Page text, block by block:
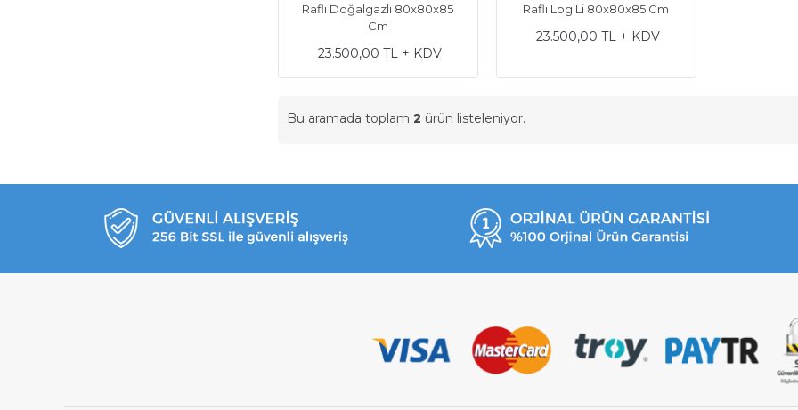
Raflı Doğalgazlı 80x80x85
Cm
23.500,00 TL + KDV
Raflı Lpg Li 80x80x85 Cm
23.500,00 TL + KDV
Bu aramada toplam 2 ürün listeleniyor.